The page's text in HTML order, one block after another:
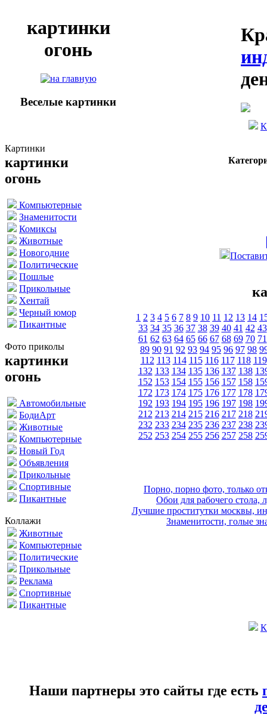
картинки
огонь
Веселые картинки
Картинки
картинки
огонь
Компьютерные
Знаменитости
Комиксы
Животные
Новогодние
Политические
Пошлые
Прикольные
Хентай
Черный юмор
Пикантные
Фото приколы
картинки
огонь
Автомобильные
БодиАрт
Животные
Компьютерные
Новый Год
Объявления
Прикольные
Спортивные
Пикантные
Коллажи
Животные
Компьютерные
Политические
Прикольные
Реклама
Спортивные
Пикантные
1 2 3 4 5 6 7 8 9 10 11 12 13 14
33 34 35 36 37 38 39 40 41 42 43
61 62 63 64 65 66 67 68 69 70 71
89 90 91 92 93 94 95 96 97 98
112 113 114 115 116 117 118 119
132 133 134 135 136 137 138
152 153 154 155 156 157 158
172 173 174 175 176 177 178
192 193 194 195 196 197 198
212 213 214 215 216 217 218
232 233 234 235 236 237 238
252 253 254 255 256 257 258
Порно, порно фото, только
Обои для рабочего стола,
Лучшие проститутки москвы,
Знаменитости, голые
Наши партнеры это сайты где есть